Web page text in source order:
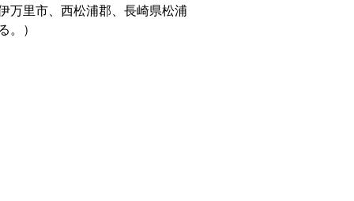
万里市、西松浦郡、長崎県松浦
。）